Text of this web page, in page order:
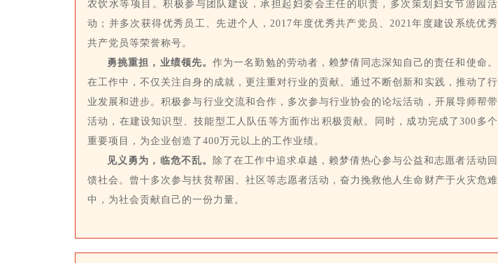
农饮水等项目。积极参与团队建设，承担起妇委会主任的职责，多次策划妇女节游园活
动；并多次获得优秀员工、先进个人，2017年度优秀共产党员、2021年度建设系统优秀
共产党员等荣誉称号。
勇挑重担，业绩领先。作为一名勤勉的劳动者，赖梦倩同志深知自己的责任和使命。
在工作中，不仅关注自身的成就，更注重对行业的贡献。通过不断创新和实践，推动了行
业发展和进步。积极参与行业交流和合作，多次参与行业协会的论坛活动，开展导师帮带
活动，在建设知识型、技能型工人队伍等方面作出积极贡献。同时，成功完成了300多个
重要项目，为企业创造了400万元以上的工作业绩。
见义勇为，临危不乱。
除了在工作中追求卓越，赖梦倩热心参与公益和志愿者活动回
馈社会。曾十多次参与扶贫帮困、社区等志愿者活动，奋力挽救他人生命财产于火灾危难
中，为社会贡献自己的一份力量。